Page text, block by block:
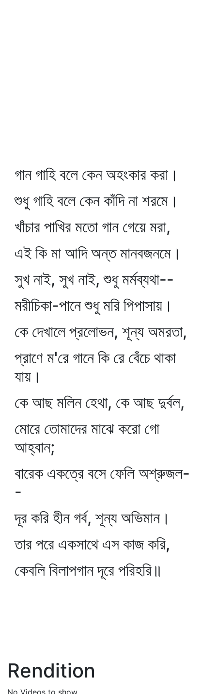
গান গাহি বলে কেন অহংকার করা।
শুধু গাহি বলে কেন কাঁদি না শরমে।
খাঁচার পাখির মতো গান গেয়ে মরা,
এই কি মা আদি অন্ত মানবজনমে।
সুখ নাই, সুখ নাই, শুধু মর্মব্যথা--
মরীচিকা-পানে শুধু মরি পিপাসায়।
কে দেখালে প্রলোভন, শূন্য অমরতা,
প্রাণে ম'রে গানে কি রে বেঁচে থাকা
যায়।
কে আছ মলিন হেথা, কে আছ দুর্বল,
মোরে তোমাদের মাঝে করো গো
আহ্বান;
বারেক একত্রে বসে ফেলি অশ্রুজল-
-
দূর করি হীন গর্ব, শূন্য অভিমান।
তার পরে একসাথে এস কাজ করি,
কেবলি বিলাপগান দূরে পরিহরি॥
Rendition
No Videos to show